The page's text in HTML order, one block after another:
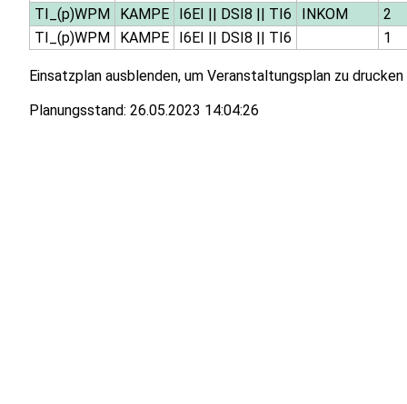
TI_(p)WPM
KAMPE I6EI || DSI8 || TI6 INKOM
2
TI_(p)WPM
KAMPE I6EI || DSI8|| TI6 1
Einsatzplan ausblenden, um Veranstaltungsplan zu drucken
Planungsstand: 26.05.2023 14:04:26